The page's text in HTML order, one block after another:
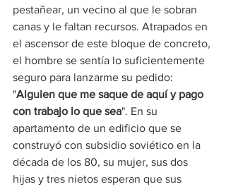
pestañear, un vecino al que le sobran
canas y le faltan recursos. Atrapados en
el ascensor de este bloque de concreto,
el hombre se sentía lo suficientemente
seguro para lanzarme su pedido:
"Alguien que me saque de aquí y pago
con trabajo lo que sea". En su
apartamento de un edificio que se
construyó con subsidio soviético en la
década de los 80, su mujer, sus dos
hijas y tres nietos esperan que sus